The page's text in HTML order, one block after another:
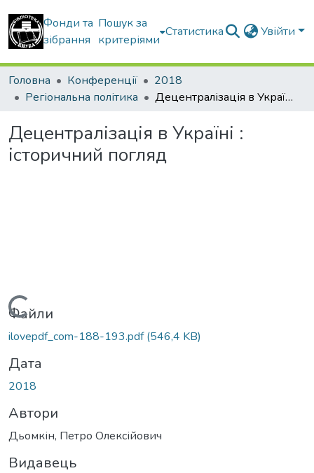
Фонди та
зібрання
Пошук за
критеріями
Статистика Увійти
Головна Конференції
2018
Регіональна політика
Децентралізація в Україні : історичний погляд
Децентралізація в Україні :
історичний погляд
Вантажиться...
Файли
ilovepdf_com-188-193.pdf(546,4 KB)
Дата
2018
Автори
Дьомкін, Петро Олексійович
Видавець